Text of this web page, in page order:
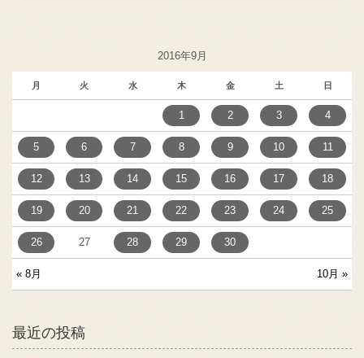
2016年9月
月 火 水 木 金 土 日
« 8月 10月 »
1 2 3 4
5 6 7 8 9 10 11
12 13 14 15 16 17 18
19 20 21 22 23 24 25
26 27 28 29 30
最近の投稿